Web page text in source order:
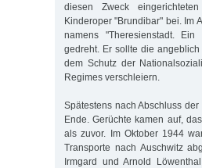
diesen Zweck
Kinderoper "Brundibar" bei. Im
namens "Theresienstadt.
gedreht. Er sollte die
dem Schutz der
Regimes verschleiern.
Spätestens nach Abschluss
Ende. Gerüchte kamen auf,
als zuvor. Im Oktober 1944
Transporte nach Auschwitz
Irmgard und Arnold